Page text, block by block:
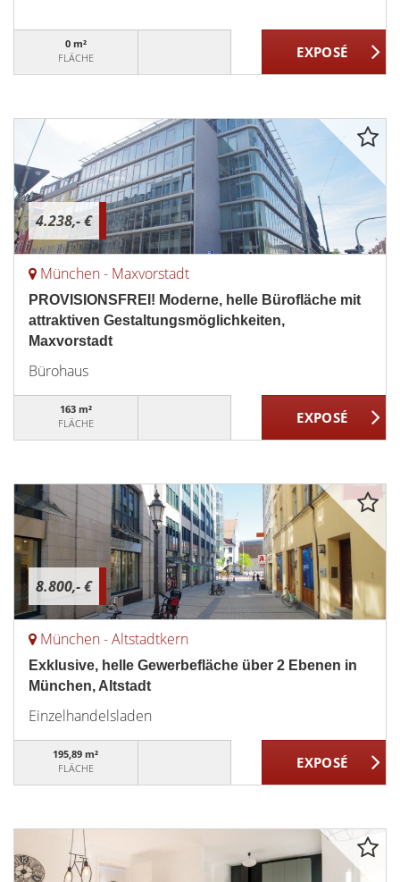
0 m²
FLÄCHE
4.238,- €
München - Maxvorstadt
PROVISIONSFREI! Moderne, helle Bürofläche mit
attraktiven Gestaltungsmöglichkeiten,
Maxvorstadt
Bürohaus
163 m²
FLÄCHE
8.800,- €
München - Altstadtkern
Exklusive, helle Gewerbefläche über 2 Ebenen in
München, Altstadt
Einzelhandelsladen
195,89 m²
FLÄCHE